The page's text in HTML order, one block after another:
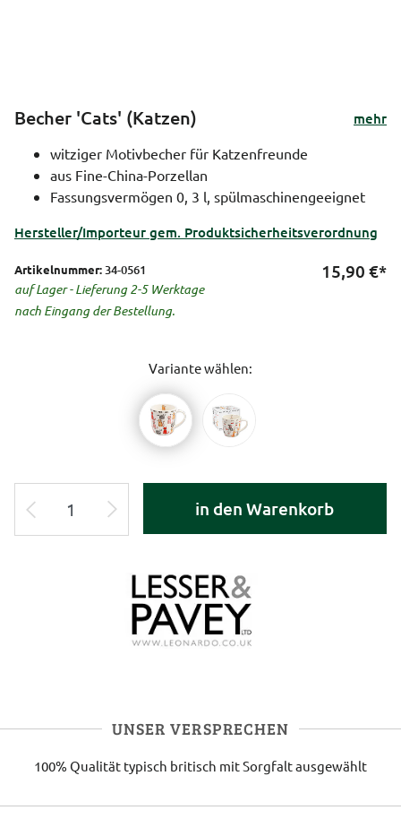
Becher 'Cats' (Katzen)
mehr
witziger Motivbecher für Katzenfreunde
aus Fine-China-Porzellan
Fassungsvermögen 0, 3 l, spülmaschinengeeignet
Hersteller/Importeur gem. Produktsicherheitsverordnung
Artikelnummer: 34-0561
auf Lager - Lieferung 2-5 Werktage
nach Eingang der Bestellung.
15,90 €*
Variante wählen:
in den Warenkorb
UNSER VERSPRECHEN
100% Qualität typisch britisch mit Sorgfalt ausgewählt